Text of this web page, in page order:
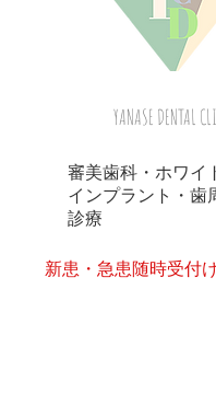
YANASE DENTAL
審美歯科・ホワイ
インプラント・歯
診療
新患・急患随時受付